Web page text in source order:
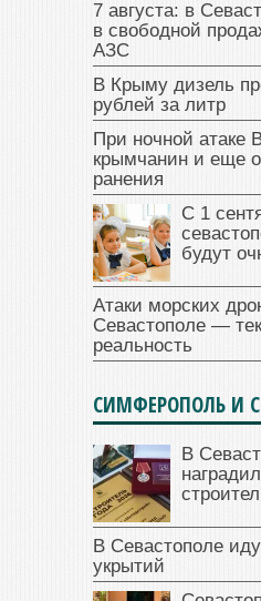
7 августа: в
в свободной
АЗС
В Крыму дизель
рублей за литр
При ночной атаке
крымчанин и еще
ранения
С 1
будут
Атаки морских
Севастополе —
реальность
СИМФЕРОПОЛЬ И
В
В Севастополе
укрытий